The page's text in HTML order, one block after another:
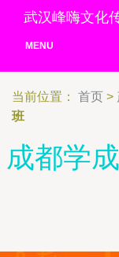
武汉峰嗨文化
MENU
当前位置： 首页 >
班
成都学